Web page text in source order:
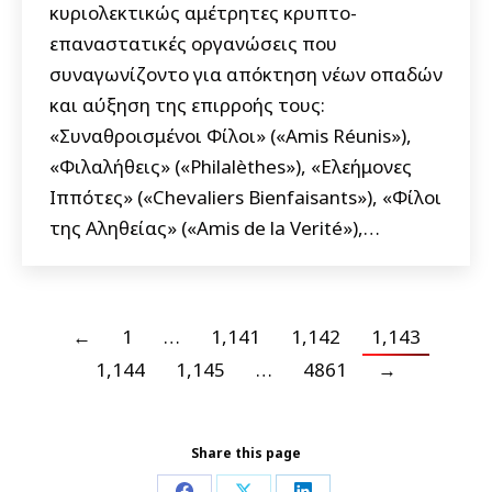
κυριολεκτικώς αμέτρητες κρυπτο-
επαναστατικές οργανώσεις που
συναγωνίζοντο για απόκτηση νέων οπαδών
και αύξηση της επιρροής τους:
«Συναθροισμένοι Φίλοι» («Amis Réunis»),
«Φιλαλήθεις» («Philalèthes»), «Ελεήμονες
Ιππότες» («Chevaliers Bienfaisants»), «Φίλοι
της Αληθείας» («Amis de la Verité»),…
← 1 … 1,141 1,142
1,143
1,144
1,145 … 4861 →
Share this page